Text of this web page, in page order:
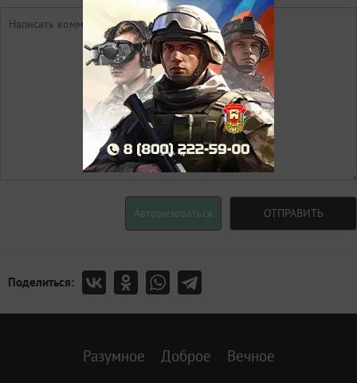
Авторизоваться ОТПРАВИТЬ
Поделиться:
Разумное Доброе Вечное